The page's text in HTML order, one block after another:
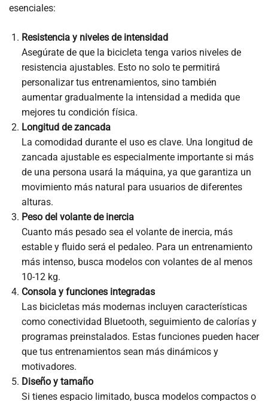
esenciales:
Resistencia y niveles de intensidad
Asegúrate de que la bicicleta tenga varios niveles de
resistencia ajustables. Esto no solo te permitirá
personalizar tus entrenamientos, sino también
aumentar gradualmente la intensidad a medida que
mejores tu condición física.
Longitud de zancada
La comodidad durante el uso es clave. Una longitud de
zancada ajustable es especialmente importante si más
de una persona usará la máquina, ya que garantiza un
movimiento más natural para usuarios de diferentes
alturas.
Peso del volante de inercia
Cuanto más pesado sea el volante de inercia, más
estable y fluido será el pedaleo. Para un entrenamiento
más intenso, busca modelos con volantes de al menos
10-12 kg.
Consola y funciones integradas
Las bicicletas más modernas incluyen características
como conectividad Bluetooth, seguimiento de calorías y
programas preinstalados. Estas funciones pueden hacer
que tus entrenamientos sean más dinámicos y
motivadores.
Diseño y tamaño
Si tienes espacio limitado, busca modelos compactos o